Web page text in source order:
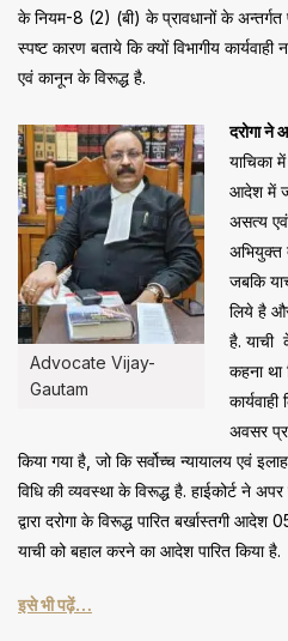
के नियम-8 (2) (बी) के प्रावधानों के अन्तर्गत
स्पष्ट कारण बताये कि क्यों विभागीय
एवं कानून के विरूद्ध है.
Advocate Vijay-
Gautam
दरोगा ने
याचिका
आदेश में
असत्य एवं
अभियुक्त
जबकि
लिये है
है. याची
कहना था
अवसर
किया गया है, जो कि सर्वोच्च न्यायालय एवं
विधि की व्यवस्था के विरूद्ध है. हाईकोर्ट ने
द्वारा दरोगा के विरूद्ध पारित बर्खास्तगी
याची को बहाल करने का आदेश पारित किया है.
इसे भी पढ़ें…